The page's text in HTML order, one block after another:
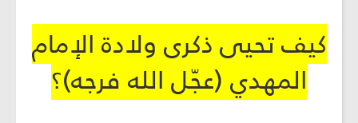
كيف تحيي ذكرى ولادة الإمام
المهدي (عجّل الله فرجه)؟